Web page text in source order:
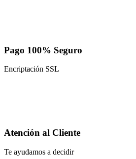
Pago 100% Seguro
Encriptación SSL
Atención al Cliente
Te ayudamos a decidir